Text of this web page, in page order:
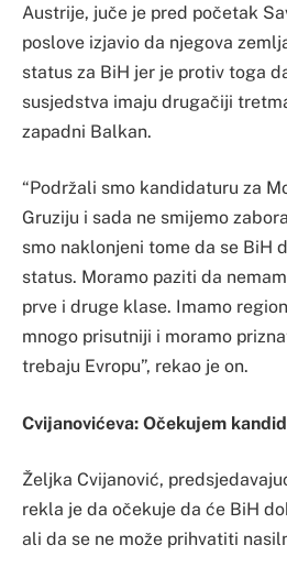
Austrije, juče je pred početak
poslove izjavio da njegova
status za BiH jer je protiv toga
susjedstva imaju drugačiji
zapadni Balkan.
“Podržali smo kandidaturu za
Gruziju i sada ne smijemo
smo naklonjeni tome da se BiH
status. Moramo paziti da
prve i druge klase. Imamo
mnogo prisutniji i moramo
trebaju Evropu”, rekao je on.
Cvijanovićeva: Očekujem
Željka Cvijanović,
rekla je da očekuje da će BiH
ali da se ne može prihvatiti